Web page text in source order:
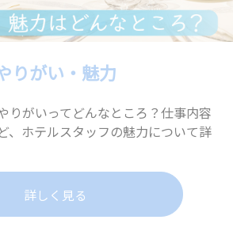
りがい・魅力
りがいってどんなところ？仕事内容
、ホテルスタッフの魅力について詳
詳しく見る